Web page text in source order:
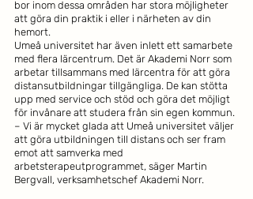
bor inom dessa områden har stora möjligheter
att göra din praktik i eller i närheten av din
hemort.
Umeå universitet har även inlett ett samarbete
med flera lärcentrum. Det är Akademi Norr som
arbetar tillsammans med lärcentra för att göra
distansutbildningar tillgängliga. De kan stötta
upp med service och stöd och göra det möjligt
för invånare att studera från sin egen kommun.
– Vi är mycket glada att Umeå universitet väljer
att göra utbildningen till distans och ser fram
emot att samverka med
arbetsterapeutprogrammet, säger Martin
Bergvall, verksamhetschef Akademi Norr.